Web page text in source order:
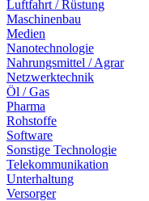
Luftfahrt / Rüstung
Maschinenbau
Medien
Nanotechnologie
Nahrungsmittel / Agrar
Netzwerktechnik
Öl / Gas
Pharma
Rohstoffe
Software
Sonstige Technologie
Telekommunikation
Unterhaltung
Versorger